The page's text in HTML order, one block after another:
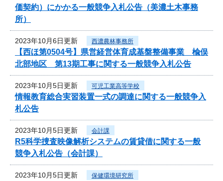
価契約）にかかる一般競争入札公告（美濃土木事務
所）
2023年10月6日更新 西濃農林事務所
【西ほ第0504号】県営経営体育成基盤整備事業 楡俣
北部地区 第13期工事に関する一般競争入札公告
2023年10月5日更新 可児工業高等学校
情報教育総合実習装置一式の調達に関する一般競争入
札公告
2023年10月5日更新 会計課
R5科学捜査映像解析システムの賃貸借に関する一般
競争入札公告（会計課）
2023年10月5日更新 保健環境研究所